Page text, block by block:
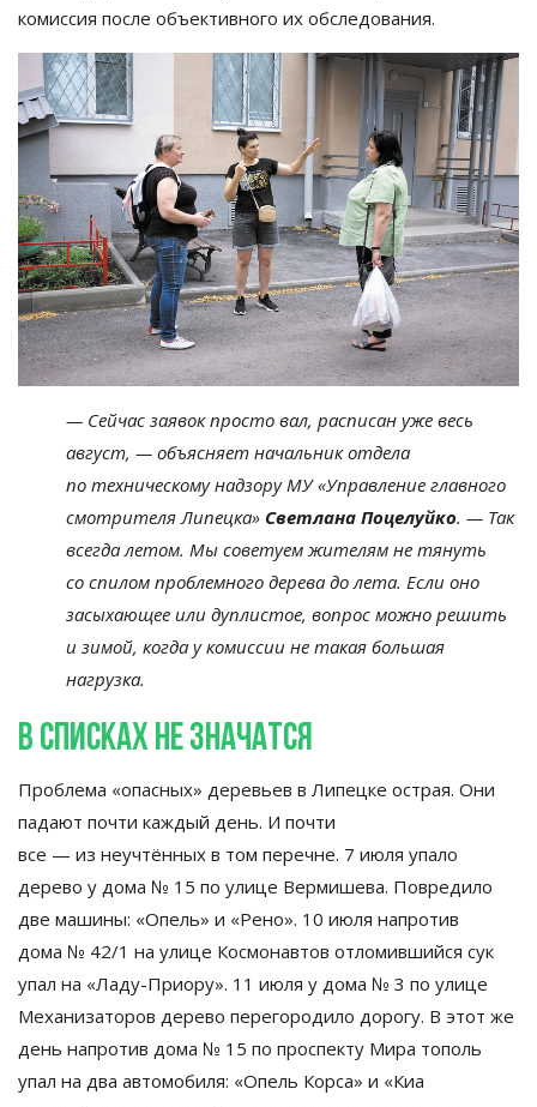
комиссия после объективного их обследования.
— Сейчас заявок просто вал, расписан уже весь
август, — объясняет начальник отдела
по техническому надзору МУ «Управление главного
смотрителя Липецка» Светлана Поцелуйко. — Так
всегда летом. Мы советуем жителям не тянуть
со спилом проблемного дерева до лета. Если оно
засыхающее или дуплистое, вопрос можно решить
и зимой, когда у комиссии не такая большая
нагрузка.
В списках незначатся
Проблема «опасных» деревьев в Липецке острая. Они
падают почти каждый день. И почти
все — из неучтённых в том перечне. 7 июля упало
дерево у дома № 15 по улице Вермишева. Повредило
две машины: «Опель» и «Рено». 10 июля напротив
дома № 42/1 на улице Космонавтов отломившийся сук
упал на «Ладу-Приору». 11 июля у дома № 3 по улице
Механизаторов дерево перегородило дорогу. В этот же
день напротив дома № 15 по проспекту Мира тополь
упал на два автомобиля: «Опель Корса» и «Киа